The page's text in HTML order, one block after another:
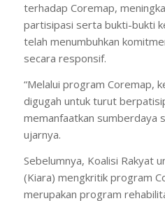
terhadap Coremap,
partisipasi serta bukti-bukti
telah menumbuhkan
secara responsif.
“Melalui program Coremap,
digugah untuk turut
memanfaatkan sumberdaya
ujarnya.
Sebelumnya, Koalisi Rakyat
(Kiara) mengkritik program
merupakan program